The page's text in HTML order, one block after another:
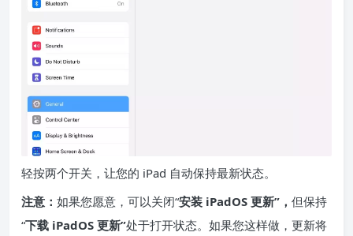
轻按两个开关，让您的 iPad 自动保持最新状态。
注意： 如果您愿意，可以关闭“安装 iPadOS 更新”， 但保持
“下载 iPadOS 更新”处于打开状态。如果您这样做，更新将